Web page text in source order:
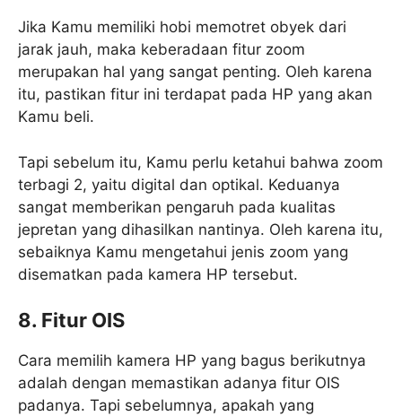
Jika Kamu memiliki hobi memotret obyek dari
jarak jauh, maka keberadaan fitur zoom
merupakan hal yang sangat penting. Oleh karena
itu, pastikan fitur ini terdapat pada HP yang akan
Kamu beli.
Tapi sebelum itu, Kamu perlu ketahui bahwa zoom
terbagi 2, yaitu digital dan optikal. Keduanya
sangat memberikan pengaruh pada kualitas
jepretan yang dihasilkan nantinya. Oleh karena itu,
sebaiknya Kamu mengetahui jenis zoom yang
disematkan pada kamera HP tersebut.
8. Fitur OIS
Cara memilih kamera HP yang bagus berikutnya
adalah dengan memastikan adanya fitur OIS
padanya. Tapi sebelumnya, apakah yang